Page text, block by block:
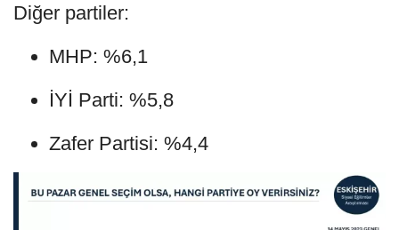
Diğer partiler:
MHP: %6,1
İYİ Parti: %5,8
Zafer Partisi: %4,4